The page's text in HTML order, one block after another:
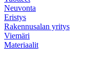
Neuvonta
Eristys
Rakennusalan yritys
Viemäri
Materiaalit